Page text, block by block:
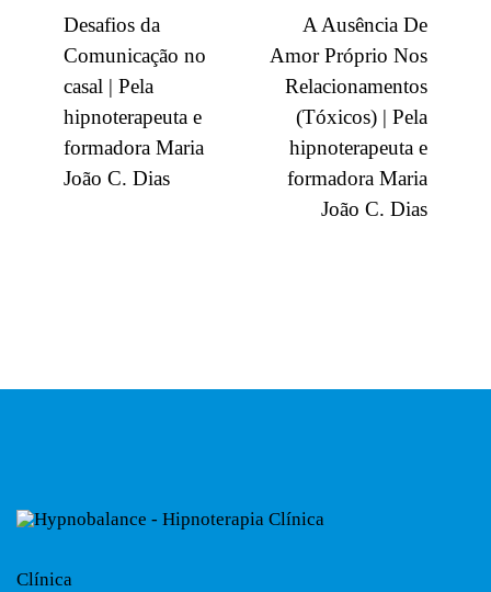
Desafios da
Comunicação no
casal | Pela
hipnoterapeuta e
formadora Maria
João C. Dias
A Ausência De
Amor Próprio Nos
Relacionamentos
(Tóxicos) | Pela
hipnoterapeuta e
formadora Maria
João C. Dias
Clínica